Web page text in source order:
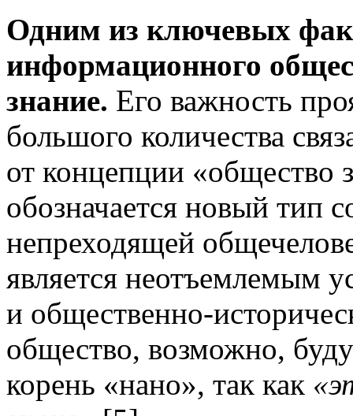
Одним из ключевых
информационного
знание. Его важность
большого количества
от концепции «общество
обозначается новый тип
непреходящей
является неотъемлемым
и общественно-
общество, возможно,
корень «нано», так как